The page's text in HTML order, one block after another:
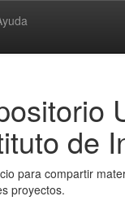
de
para compartir
proyectos.